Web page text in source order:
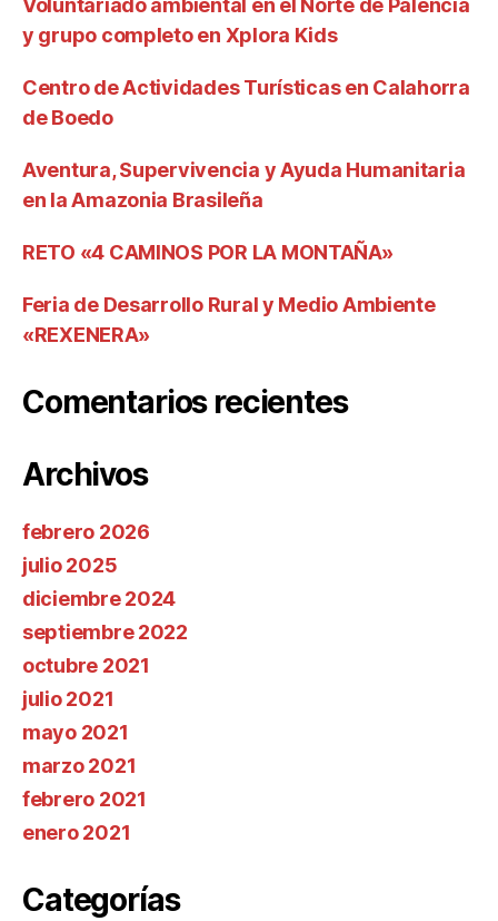
Voluntariado ambiental en el Norte de Palencia
y grupo completo en Xplora Kids
Centro de Actividades Turísticas en Calahorra
de Boedo
Aventura, Supervivencia y Ayuda Humanitaria
en la Amazonia Brasileña
RETO «4 CAMINOS POR LA MONTAÑA»
Feria de Desarrollo Rural y Medio Ambiente
«REXENERA»
Comentarios recientes
Archivos
febrero 2026
julio 2025
diciembre 2024
septiembre 2022
octubre 2021
julio 2021
mayo 2021
marzo 2021
febrero 2021
enero 2021
Categorías